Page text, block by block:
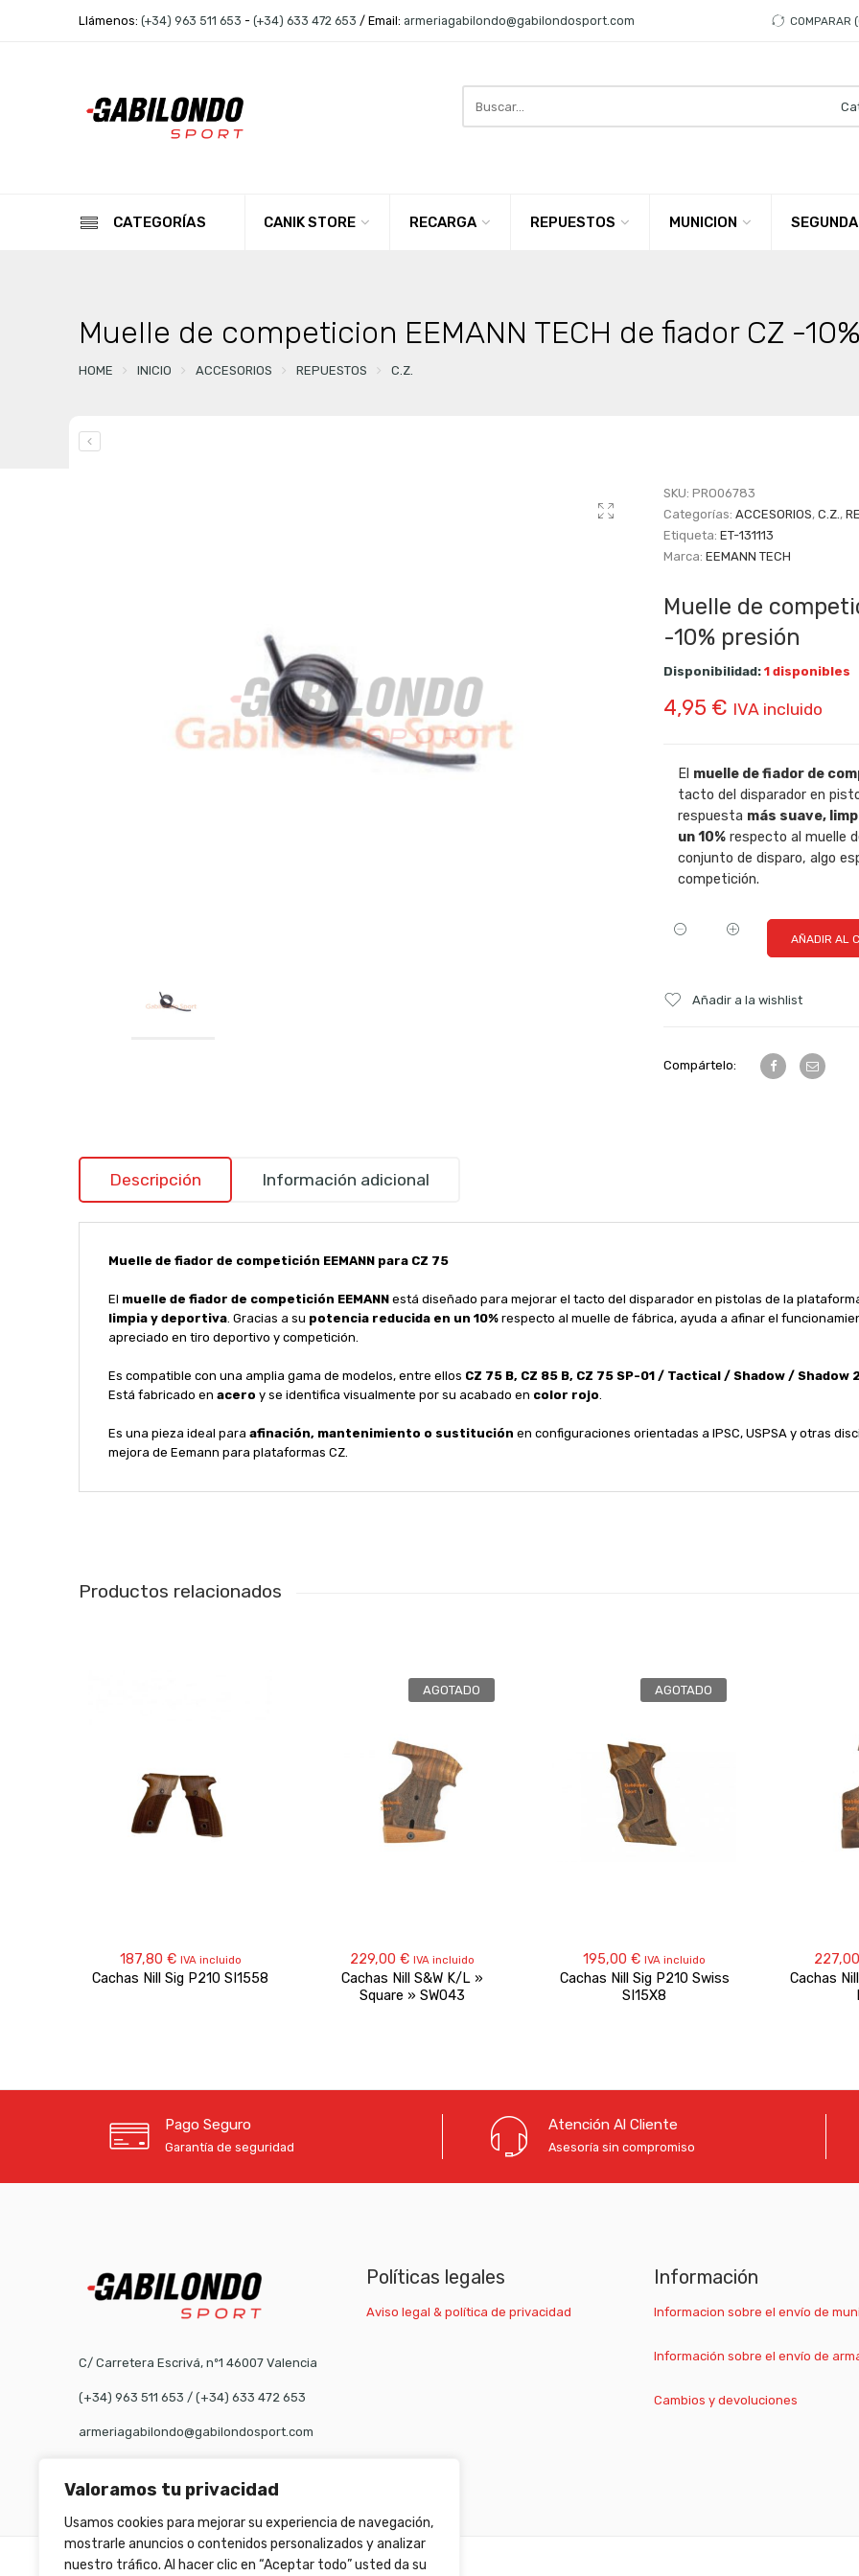
Valoramos tu privacidad
Usamos cookies para mejorar su experiencia de navegación,
mostrarle anuncios o contenidos personalizados y analizar
nuestro tráfico. Al hacer clic en “Aceptar todo” usted da su
Llámenos: (+34) 963 511 653 - (+34) 633 472 653 / Email: armeriagabilondo@gabilondosport.com COMPARAR
here
CATEGORÍAS CANIK STORE RECARGA REPUESTOS MUNICION
Muelle de competicion EEMANN TECH de fiador CZ -
HOME INICIO ACCESORIOS REPUESTOS C.Z.
SKU: PRO06783
Categorías: ACCESORIOS, C.Z.,
Etiqueta: ET-131113
Marca: EEMANN TECH
Muelle de
-10% presión
Disponibilidad: 1 disponibles
4,95 € IVA incluido
El muelle de fiador de
tacto del disparador en
respuesta más suave,
un 10% respecto al muelle
conjunto de disparo, algo
competición.
AÑADIR AL
Añadir a la wishlist
Compártelo:
Descripción Información adicional
Muelle de fiador de competición EEMANN para CZ 75
El muelle de fiador de competición EEMANNestá diseñado para mejorar el tacto del disparador en pistolas de la
limpia y deportiva. Gracias a su potencia reducida en un 10%respecto al muelle de fábrica, ayuda a afinar el
apreciado en tiro deportivo y competición.
Es compatible con una amplia gama de modelos, entre ellos CZ 75 B, CZ 85 B, CZ 75 SP-01 / Tactical / Shadow / Shadow 2
Está fabricado en acero y se identifica visualmente por su acabado en color rojo
Es una pieza ideal para afinación, mantenimiento o sustitución en configuraciones orientadas a IPSC, USPSA y otras
mejora de Eemann para plataformas CZ.
Productos relacionados
187,80 € IVA incluido
Cachas Nill Sig P210 SI1558
AGOTADO
229,00 € IVA incluido
Cachas Nill S&W K/L »
Square » SW043
AGOTADO
195,00 € IVA incluido
Cachas Nill Sig P210 Swiss
SI15X8
227,00
Cachas
Pago Seguro
Garantía de seguridad
Atención Al Cliente
Asesoría sin compromiso
C/ Carretera Escrivá, nº1 46007 Valencia
(+34) 963 511 653 / (+34) 633 472 653
armeriagabilondo@gabilondosport.com
Políticas legales
Aviso legal & política de privacidad
Información
Informacion sobre el envío de
Información sobre el envío de
Cambios y devoluciones